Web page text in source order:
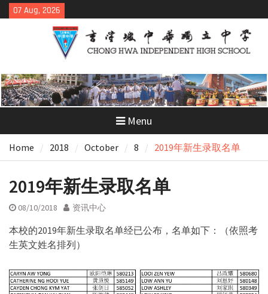
Skip
to
07 Aug, 2026
Menu
Home 2018 October 8 2019年新生录取名单
2019年新生录取名单
08/10/2018 资讯中心
本校的2019年新生录取名单经已公布，名单如下：（依照考
生英文姓名排列）